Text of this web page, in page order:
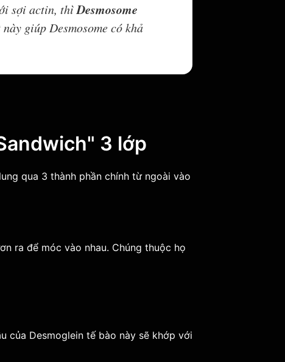
sợi actin, thìDesmosome
giúp Desmosome có khả
3 lớp
qua 3 thành phần chính từ ngoài vào
ra để móc vào nhau. Chúng thuộc họ
của Desmoglein tế bào này sẽ khớp với